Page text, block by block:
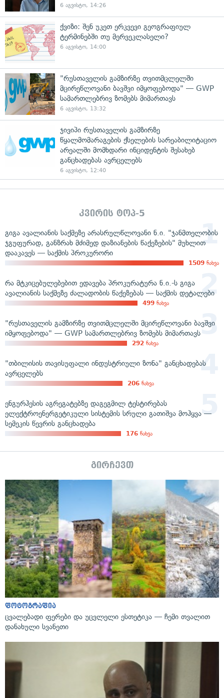
6 აგვისტო, 14:26
ქვიზი: შენ უკეთ ერკვევი გეოგრაფიულ
ტერმინებში თუ მერვეკლასელი?
6 აგვისტო, 14:00
"რუსთაველის გამზირზე თვითმცლელში
მცირეწლოვანი ბავშვი იმყოფებოდა" — GWP
სამართლებრივ ზომებს მიმართავს
6 აგვისტო, 13:32
ჯივიპი რუსთაველის გამზირზე
წყალმომარაგების ქსელების სარეაბილიტაციო
არეალში მომხდარი ინციდენტის შესახებ
განცხადებას ავრცელებს
6 აგვისტო, 12:40
კვირის ტოპ-5
გიგა ავალიანის საქმეზე არასრულწლოვანი ნ.ი. "ჯანმთელობის
ჯგუფურად, განზრახ მძიმედ დაზიანების წაქეზების" მუხლით
დააკავეს — საქმის პროკურორი
1509 ნახვა
რა მტკიცებულებებით ედავება პროკურატურა ნ.ი.-ს გიგა
ავალიანის საქმეზე ძალადობის წაქეზებას — საქმის დეტალები
499 ნახვა
"რუსთაველის გამზირზე თვითმცლელში მცირეწლოვანი ბავშვი
იმყოფებოდა" — GWP სამართლებრივ ზომებს მიმართავს
292 ნახვა
"თბილისის თავისუფალი ინდუსტრიული ზონა" განცხადებას
ავრცელებს
206 ნახვა
ენგურჰესის აგრეგატებზე დაგეგმილ ტესტირებას
ელექტროენერგეტიკული სისტემის სრული გათიშვა მოჰყვა —
სემეკის წევრის განცხადება
176 ნახვა
გირჩევთ
ფოტოგრაფია
ცვალებადი ფერები და უცვლელი ესთეტიკა — ჩემი თვალით
დანახული სვანეთი